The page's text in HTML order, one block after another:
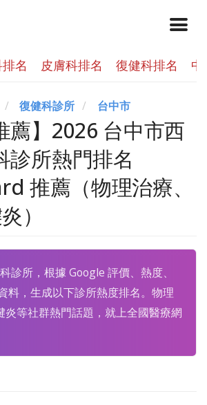
名 皮膚科排名 復健科排名
復健科診所 台中市
薦】2026 台中市西
診所熱門排名
推薦（物理治療、
）
診所，根據 Google 評價、熱度、
料，生成以下診所熱度排名。物理
炎等社群熱門話題，就上全國醫療網